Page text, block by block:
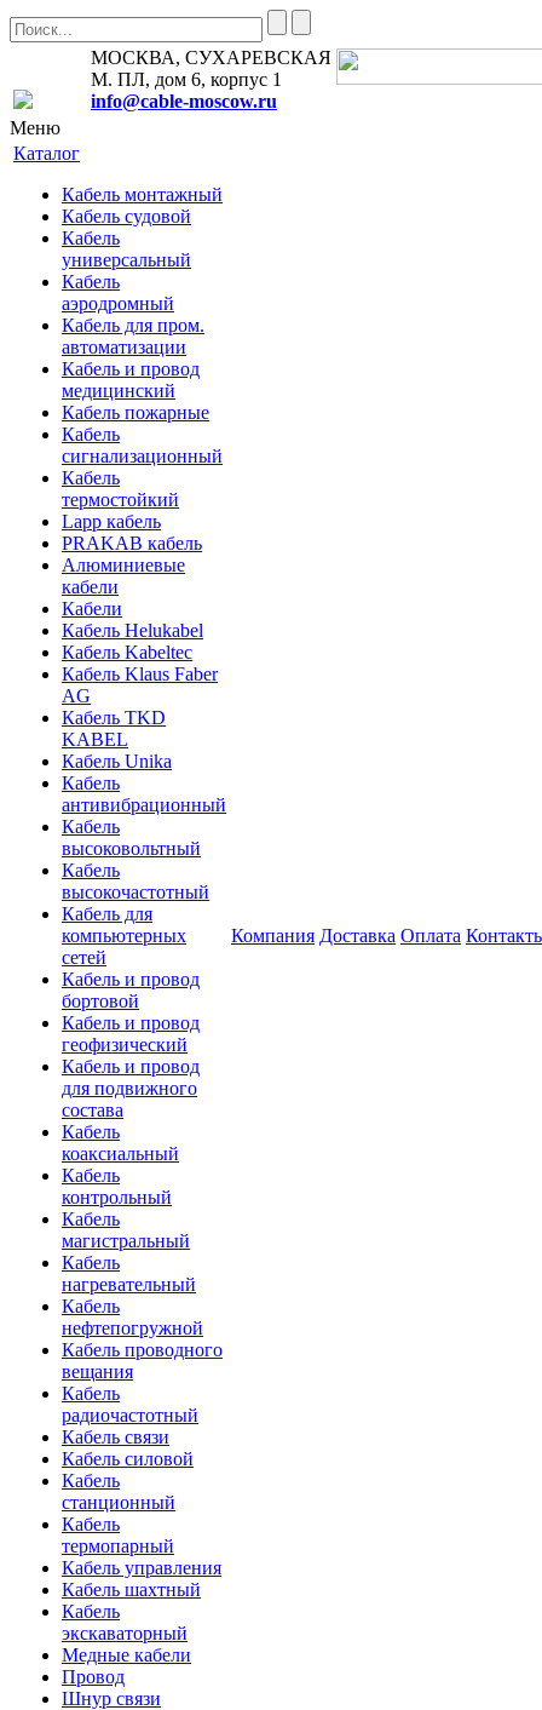
МОСКВА, СУХАРЕВСКАЯ
М. ПЛ, дом 6, корпус 1
info@cable-moscow.ru
Меню
Каталог
Кабель монтажный
Кабель судовой
Кабель
универсальный
Кабель
аэродромный
Кабель для пром.
автоматизации
Кабель и провод
медицинский
Кабель пожарные
Кабель
сигнализационный
Кабель
термостойкий
Lapp кабель
PRAKAB кабель
Алюминиевые
кабели
Кабели
Кабель Helukabel
Кабель Kabeltec
Кабель Klaus Faber
AG
Кабель TKD
KABEL
Кабель Unika
Кабель
антивибрационный
Кабель
высоковольтный
Кабель
высокочастотный
Кабель для
компьютерных
сетей
Кабель и провод
бортовой
Кабель и провод
геофизический
Кабель и провод
для подвижного
состава
Кабель
коаксиальный
Кабель
контрольный
Кабель
магистральный
Кабель
нагревательный
Кабель
нефтепогружной
Кабель проводного
вещания
Кабель
радиочастотный
Кабель связи
Кабель силовой
Кабель
станционный
Кабель
термопарный
Кабель управления
Кабель шахтный
Кабель
экскаваторный
Медные кабели
Провод
Шнур связи
Компания Доставка Оплата